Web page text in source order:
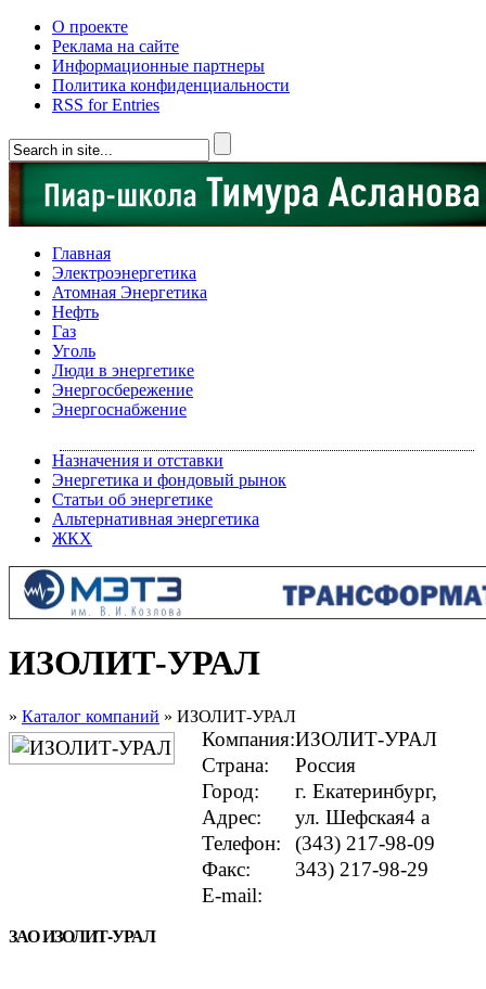
О проекте
Реклама на сайте
Информационные партнеры
Политика конфиденциальности
RSS for Entries
Главная
Электроэнергетика
Атомная Энергетика
Нефть
Газ
Уголь
Люди в энергетике
Энергосбережение
Энергоснабжение
Назначения и отставки
Энергетика и фондовый рынок
Статьи об энергетике
Альтернативная энергетика
ЖКХ
ИЗОЛИТ-УРАЛ
» Каталог компаний » ИЗОЛИТ-УРАЛ
Компания:ИЗОЛИТ-УРАЛ
Страна:
Россия
Город:
г. Екатеринбург,
Адрес:
ул. Шефская4 а
Телефон:
(343) 217-98-09
Факс:
343) 217-98-29
E-mail:
ЗАО ИЗОЛИТ-УРАЛ